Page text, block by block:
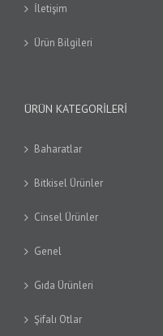
İletişim
Ürün Bilgileri
ÜRÜN KATEGORILERI
Baharatlar
Bitkisel Ürünler
Cinsel Ürünler
Genel
Gıda Ürünleri
Şifalı Otlar